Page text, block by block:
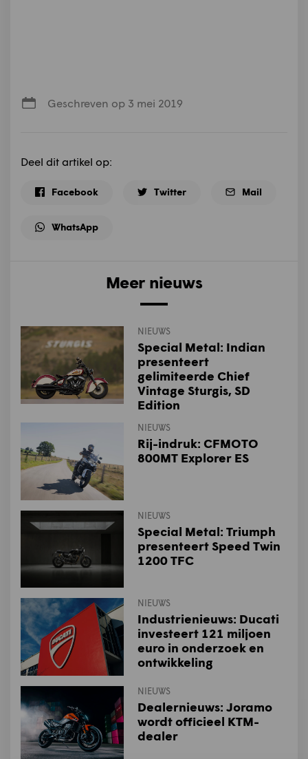
Geschreven op 3 mei 2019
Deel dit artikel op:
Facebook Twitter Mail
WhatsApp
Meer nieuws
NIEUWS
Special Metal: Indian
presenteert
gelimiteerde Chief
Vintage Sturgis, SD
Edition
NIEUWS
Rij-indruk: CFMOTO
800MT Explorer ES
NIEUWS
Special Metal: Triumph
presenteert Speed Twin
1200 TFC
NIEUWS
Industrienieuws: Ducati
investeert 121 miljoen
euro in onderzoek en
ontwikkeling
NIEUWS
Dealernieuws: Joramo
wordt officieel KTM-
dealer